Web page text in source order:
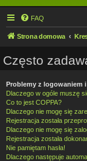
FAQ
Strona domowa
Często
Problemy z logowaniem
Dlaczego w ogóle muszę
Co to jest COPPA?
Dlaczego nie mogę się
Rejestracja została
Dlaczego nie mogę się
Rejestracja została
Nie pamiętam hasła!
Dlaczego następuje